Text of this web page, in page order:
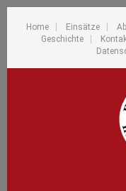
Home Einsätze
Geschichte